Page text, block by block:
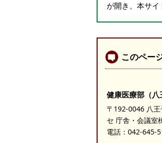
が開き、本サ
このペー
健康医療部（
〒192-0046 八
セ 庁舎・会議室
電話： 042-645-